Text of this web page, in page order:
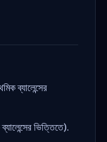
ব্যালেন্সের
ভিত্তিতে).